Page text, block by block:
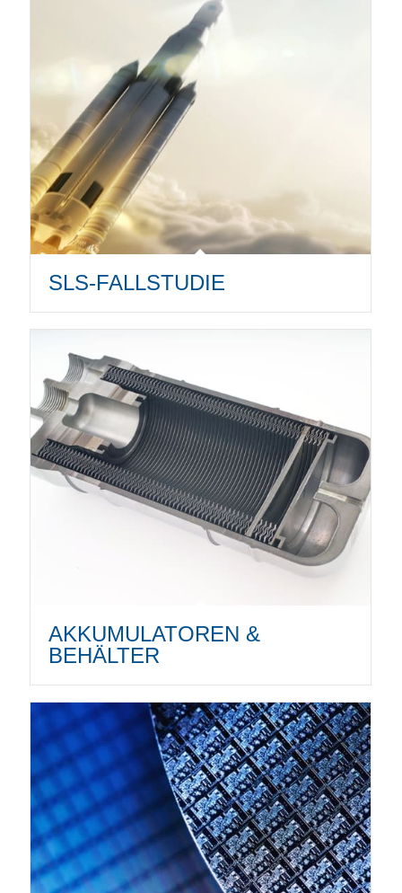
SLS-FALLSTUDIE
AKKUMULATOREN &
BEHÄLTER